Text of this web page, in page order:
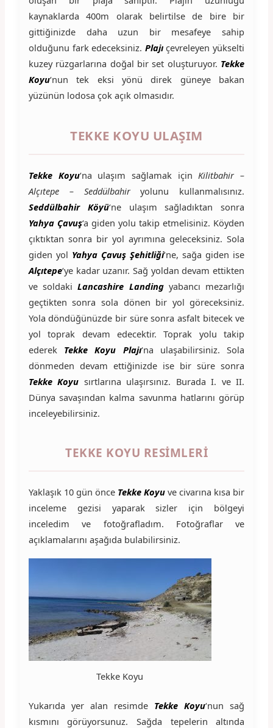
kaynaklarda 400m olarak belirtilse de bire bir
gittiğinizde daha uzun bir mesafeye sahip
olduğunu fark edeceksiniz. Plajı çevreleyen yükselti
kuzey rüzgarlarına doğal bir set oluşturuyor. Tekke
Koyu‘nun tek eksi yönü direk güneye bakan
yüzünün lodosa çok açık olmasıdır.
TEKKE KOYU ULAŞIM
Tekke Koyu‘na ulaşım sağlamak için Kilitbahir –
Alçıtepe – Seddülbahiryolunu kullanmalısınız.
Seddülbahir Köyü‘ne ulaşım sağladıktan sonra
Yahya Çavuş‘a giden yolu takip etmelisiniz. Köyden
çıktıktan sonra bir yol ayrımına geleceksiniz. Sola
giden yol Yahya Çavuş Şehitliği‘ne, sağa giden ise
Alçıtepe‘ye kadar uzanır. Sağ yoldan devam ettikten
ve soldakiLancashire Landingyabancı mezarlığı
geçtikten sonra sola dönen bir yol göreceksiniz.
Yola döndüğünüzde bir süre sonra asfalt bitecek ve
yol toprak devam edecektir. Toprak yolu takip
ederek Tekke Koyu Plajı‘na ulaşabilirsiniz. Sola
dönmeden devam ettiğinizde ise bir süre sonra
Tekke Koyu sırtlarına ulaşırsınız. Burada I. ve II.
Dünya savaşından kalma savunma hatlarını görüp
inceleyebilirsiniz.
TEKKE KOYU RESIMLERI
Yaklaşık 10 gün önce Tekke Koyu ve civarına kısa bir
inceleme gezisi yaparak sizler için bölgeyi
inceledim ve fotoğrafladım. Fotoğraflar ve
açıklamalarını aşağıda bulabilirsiniz.
Tekke Koyu
Yukarıda yer alan resimde Tekke Koyu‘nun sağ
kısmını görüyorsunuz. Sağda tepelerin altında